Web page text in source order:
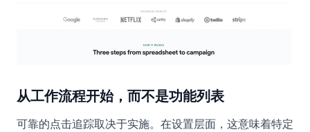
从工作流程开始，而不是功能列表
可靠的点击追踪取决于实施。在设置层面，这意味着特定